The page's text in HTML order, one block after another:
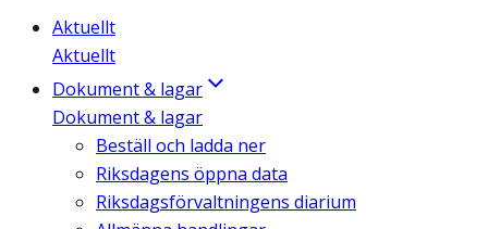
Aktuellt
Aktuellt
Dokument & lagar
Dokument & lagar
Beställ och ladda ner
Riksdagens öppna data
Riksdagsförvaltningens diarium